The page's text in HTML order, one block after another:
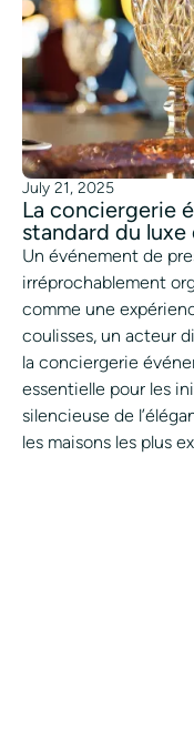
July 21, 2025
La conciergerie
standard du luxe
Un événement de
irréprochablement
comme une
coulisses, un acteur
la conciergerie
essentielle pour les
silencieuse de
les maisons les plus